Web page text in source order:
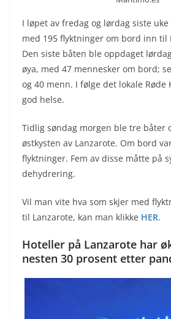
I løpet av fredag og lørdag siste
med 195 flyktninger om bord inn til
Den siste båten ble oppdaget
øya, med 47 mennesker om bord;
og 40 menn. I følge det lokale Røde
god helse.
Tidlig søndag morgen ble tre båter
østkysten av Lanzarote. Om bord
flyktninger. Fem av disse måtte på
dehydrering.
Vil man vite hva som skjer med
til Lanzarote, kan man klikke HER.
Hoteller på Lanzarote har
nesten 30 prosent etter